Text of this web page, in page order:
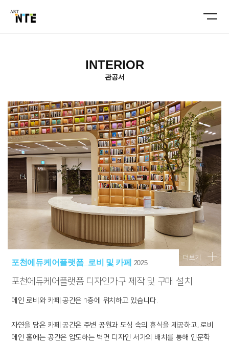
INTERIOR
관공서
더보기
포천에듀케어플랫폼_로비 및 카페 2025
포천에듀케어플랫폼 디자인가구 제작 및 구매 설치
메인 로비와 카페 공간은 1층에 위치하고 있습니다.
자연을 담은 카페 공간은 주변 공원과 도심 속의 휴식을 제공하고, 로비
메인 홀에는 공간은 압도하는 벽면 디자인 서가의 배치를 통해 인문학